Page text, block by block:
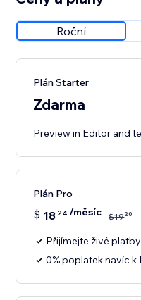
Roční
Plán Starter
Zdarma
Preview in Editor and
Plán Pro
$ 18 24 /měsíc $1920
Přijímejte živé
0% poplatek navíc k